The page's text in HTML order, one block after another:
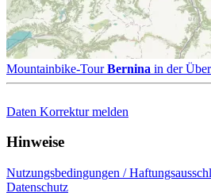
Mountainbike-TourBernina in der
Daten Korrektur melden
Hinweise
Nutzungsbedingungen /
Datenschutz